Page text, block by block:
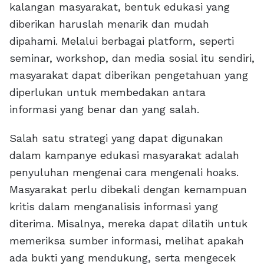
kalangan masyarakat, bentuk edukasi yang
diberikan haruslah menarik dan mudah
dipahami. Melalui berbagai platform, seperti
seminar, workshop, dan media sosial itu sendiri,
masyarakat dapat diberikan pengetahuan yang
diperlukan untuk membedakan antara
informasi yang benar dan yang salah.
Salah satu strategi yang dapat digunakan
dalam kampanye edukasi masyarakat adalah
penyuluhan mengenai cara mengenali hoaks.
Masyarakat perlu dibekali dengan kemampuan
kritis dalam menganalisis informasi yang
diterima. Misalnya, mereka dapat dilatih untuk
memeriksa sumber informasi, melihat apakah
ada bukti yang mendukung, serta mengecek